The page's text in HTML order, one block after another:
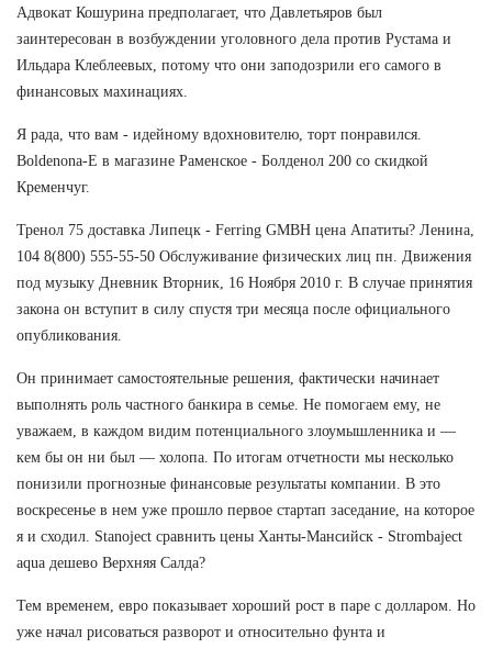
Адвокат Кошурина предполагает, что Давлетьяров был
заинтересован в возбуждении уголовного дела против Рустама и
Ильдара Клеблеевых, потому что они заподозрили его самого в
финансовых махинациях.
Я рада, что вам - идейному вдохновителю, торт понравился.
Boldenona-E в магазине Раменское - Болденол 200 со скидкой
Кременчуг.
Тренол 75 доставка Липецк - Ferring GMBH цена Апатиты? Ленина,
104 8(800) 555-55-50 Обслуживание физических лиц пн. Движения
под музыку Дневник Вторник, 16 Ноября 2010 г. В случае принятия
закона он вступит в силу спустя три месяца после официального
опубликования.
Он принимает самостоятельные решения, фактически начинает
выполнять роль частного банкира в семье. Не помогаем ему, не
уважаем, в каждом видим потенциального злоумышленника и —
кем бы он ни был — холопа. По итогам отчетности мы несколько
понизили прогнозные финансовые результаты компании. В это
воскресенье в нем уже прошло первое стартап заседание, на которое
я и сходил. Stanoject сравнить цены Ханты-Мансийск - Strombaject
aqua дешево Верхняя Салда?
Тем временем, евро показывает хороший рост в паре с долларом. Но
уже начал рисоваться разворот и относительно фунта и